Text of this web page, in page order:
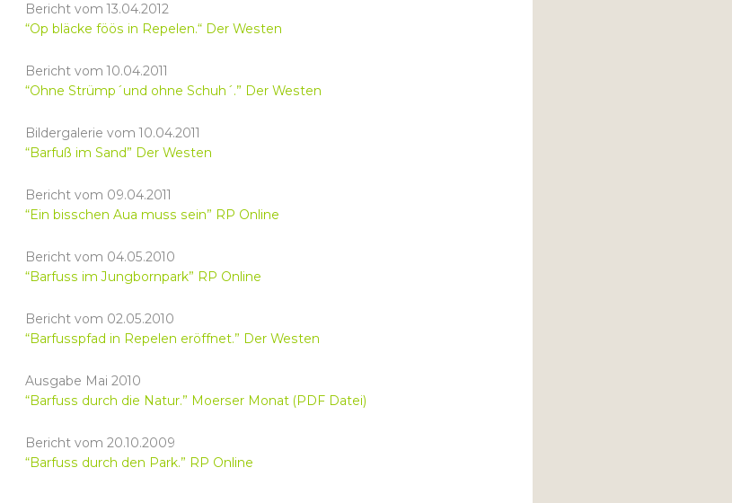
Bericht vom 13.04.2012
“Op bläcke föös in Repelen.“ Der Westen
Bericht vom 10.04.2011
“Ohne Strümp´und ohne Schuh´.” Der Westen
Bildergalerie vom 10.04.2011
“Barfuß im Sand” Der Westen
Bericht vom 09.04.2011
“Ein bisschen Aua muss sein” RP Online
Bericht vom 04.05.2010
“Barfuss im Jungbornpark” RP Online
Bericht vom 02.05.2010
“Barfusspfad in Repelen eröffnet.” Der Westen
Ausgabe Mai 2010
“Barfuss durch die Natur.” Moerser Monat (PDF Datei)
Bericht vom 20.10.2009
“Barfuss durch den Park.” RP Online